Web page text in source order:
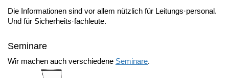
Die Informationen sind vor allem nützlich für Leitungs·personal.
Und für Sicherheits·fachleute.
Seminare
Wir machen auch verschiedene Seminare.